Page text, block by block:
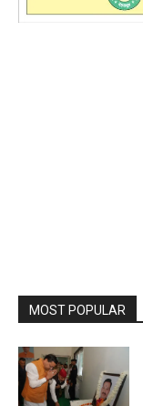
MOST POPULAR